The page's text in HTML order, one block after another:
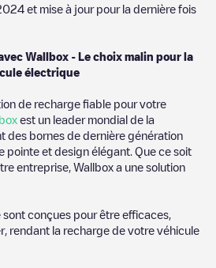
et mise à jour pour la dernière fois
Wallbox - Le choix malin pour la
électrique
de recharge fiable pour votre
est un leader mondial de la
des bornes de dernière génération
pointe et design élégant. Que ce soit
entreprise, Wallbox a une solution
conçues pour être efficaces,
rendant la recharge de votre véhicule